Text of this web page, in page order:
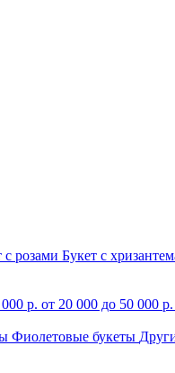
с розами Букет с
р. от 20 000 до 50 000 р.
Фиолетовые букеты